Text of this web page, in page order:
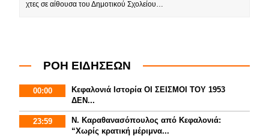
χτες σε αίθουσα του Δημοτικού Σχολείου…
ΡΟΗ ΕΙΔΗΣΕΩΝ
00:00
Κεφαλονιά Ιστορία ΟΙ ΣΕΙΣΜΟΙ ΤΟΥ 1953
ΔΕΝ...
23:59
Ν. Καραθανασόπουλος από Κεφαλονιά:
“Χωρίς κρατική μέριμνα...